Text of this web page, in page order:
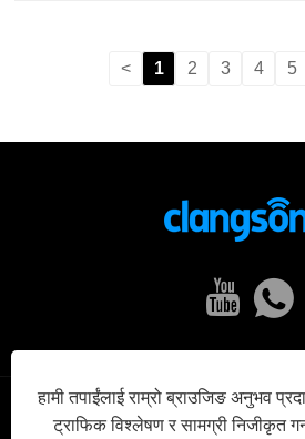
< 1 2 3 4 5
हामी तपाईंलाई राम्रो ब्राउजिङ अनुभव
ट्राफिक विश्लेषण र सामग्री निजीकृत
Links Sitemap RSS